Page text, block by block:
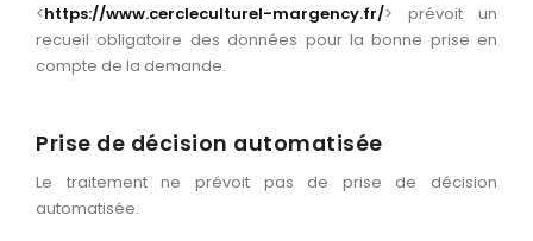
<https://www.cercleculturel-margency.fr/> prévoit un
recueil obligatoire des données pour la bonne prise en
compte de la demande.
Prise de décision automatisée
Le traitement ne prévoit pas de prise de décision
automatisée.